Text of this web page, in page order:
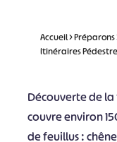
Accueil>Préparons
Itinéraires
Découverte de
couvre environ
de feuillus :